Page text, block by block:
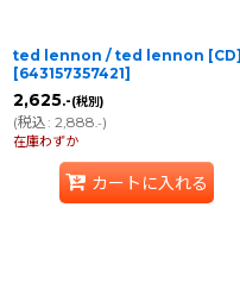
ted lennon / ted lennon [CD]
[643157357421]
2,625.-(税別)
(税込: 2,888.-)
在庫わずか
カートに入れる